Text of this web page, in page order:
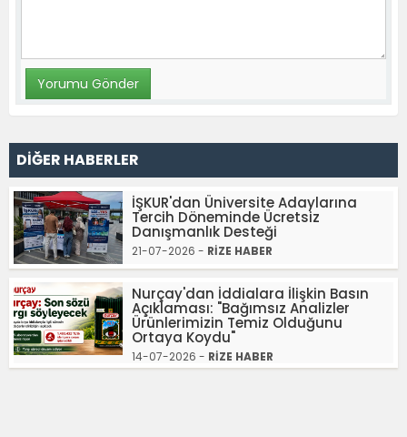
DİĞER HABERLER
İŞKUR'dan Üniversite Adaylarına
Tercih Döneminde Ücretsiz
Danışmanlık Desteği
21-07-2026 - RİZE HABER
Nurçay'dan İddialara İlişkin Basın
Açıklaması: "Bağımsız Analizler
Ürünlerimizin Temiz Olduğunu
Ortaya Koydu"
14-07-2026 - RİZE HABER